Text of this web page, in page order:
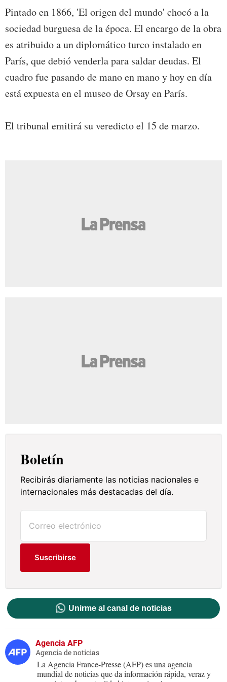
Pintado en 1866, 'El origen del mundo' chocó a la
sociedad burguesa de la época. El encargo de la obra
es atribuido a un diplomático turco instalado en
París, que debió venderla para saldar deudas. El
cuadro fue pasando de mano en mano y hoy en día
está expuesta en el museo de Orsay en París.
El tribunal emitirá su veredicto el 15 de marzo.
Boletín
Recibirás diariamente las noticias nacionales e
internacionales más destacadas del día.
Suscribirse
Unirme al canal de noticias
Agencia AFP
Agencia de noticias
La Agencia France-Presse (AFP) es una agencia
mundial de noticias que da información rápida, veraz y